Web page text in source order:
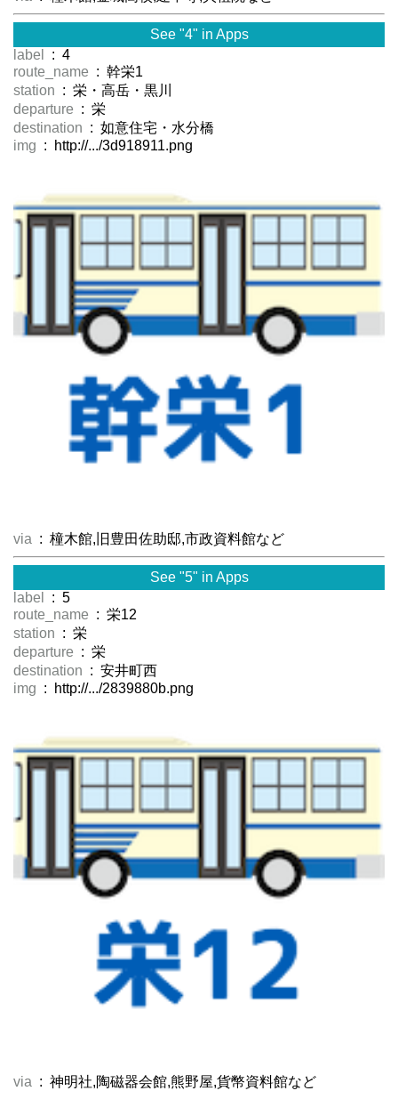
See "4" in Apps
label
: 4
route_name : 幹栄1
station : 栄・高岳・黒川
departure : 栄
destination : 如意住宅・水分橋
img : http://.../3d918911.png
via : 橦木館,旧豊田佐助邸,市政資料館など
See "5" in Apps
label
: 5
route_name : 栄12
station : 栄
departure : 栄
destination : 安井町西
img : http://.../2839880b.png
via : 神明社,陶磁器会館,熊野屋,貨幣資料館など